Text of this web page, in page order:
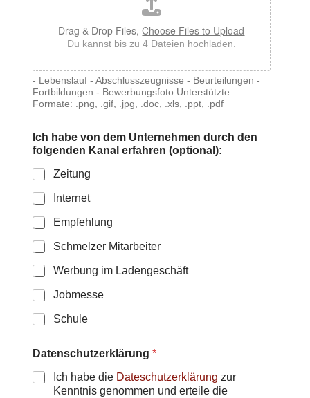
Drag & Drop Files,Choose Files to Upload
Du kannst bis zu 4 Dateien hochladen.
- Lebenslauf - Abschlusszeugnisse - Beurteilungen -
Fortbildungen - Bewerbungsfoto Unterstützte
Formate: .png, .gif, .jpg, .doc, .xls, .ppt, .pdf
Ich habe von dem Unternehmen durch den
folgenden Kanal erfahren (optional):
Zeitung
Internet
Empfehlung
Schmelzer Mitarbeiter
Werbung im Ladengeschäft
Jobmesse
Schule
Datenschutzerklärung *
Ich habe die Dateschutzerklärung zur
Kenntnis genommen und erteile die